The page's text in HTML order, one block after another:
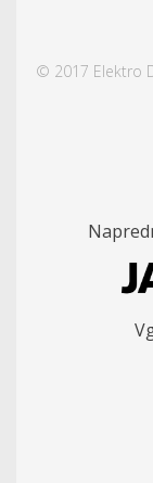
© 2017 Elektro